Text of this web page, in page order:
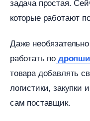
которые работают
Даже
работать по
товара добавлять
логистики, закупки
сам поставщик.